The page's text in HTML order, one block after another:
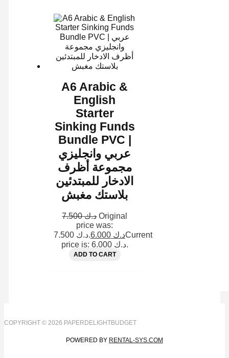
A6 Arabic &
English
Starter
Sinking Funds
Bundle PVC |
عربي وانجليزي
مجموعة أظرف
الادخار للمبتدئين
بلاستك مغبش
د.ك7.500
Original
price was:
د.ك 7.500.
د.ك 6.000
Current
price is: د.ك 6.000.
ADD TO CART
COPYRIGHT © 2026 PAPERDELIGHTBUDGET
POWERED BY RENTAL-SYS.COM